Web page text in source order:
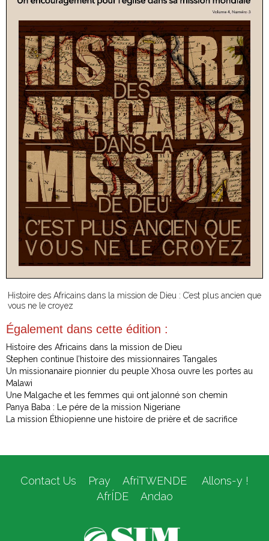
Histoire des Africains dans la mission de Dieu : C’est plus ancien que
vous ne le croyez
Également dans cette édition :
Histoire des Africains dans la mission de Dieu
Stephen continue l’histoire des missionnaires Tangales
Un missionanaire pionnier du peuple Xhosa ouvre les portes au
Malawi
Une Malgache et les femmes qui ont jalonné son chemin
Panya Baba : Le pére de la mission Nigeriane
La mission Éthiopienne une histoire de prière et de sacrifice
Contact Us Pray AfriTWENDE
Allons-y !
AfrÍDE
Andao